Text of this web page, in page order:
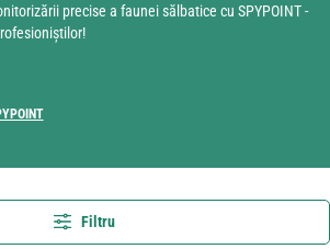
precise a faunei sălbatice cu SPYPOINT -
Filtru